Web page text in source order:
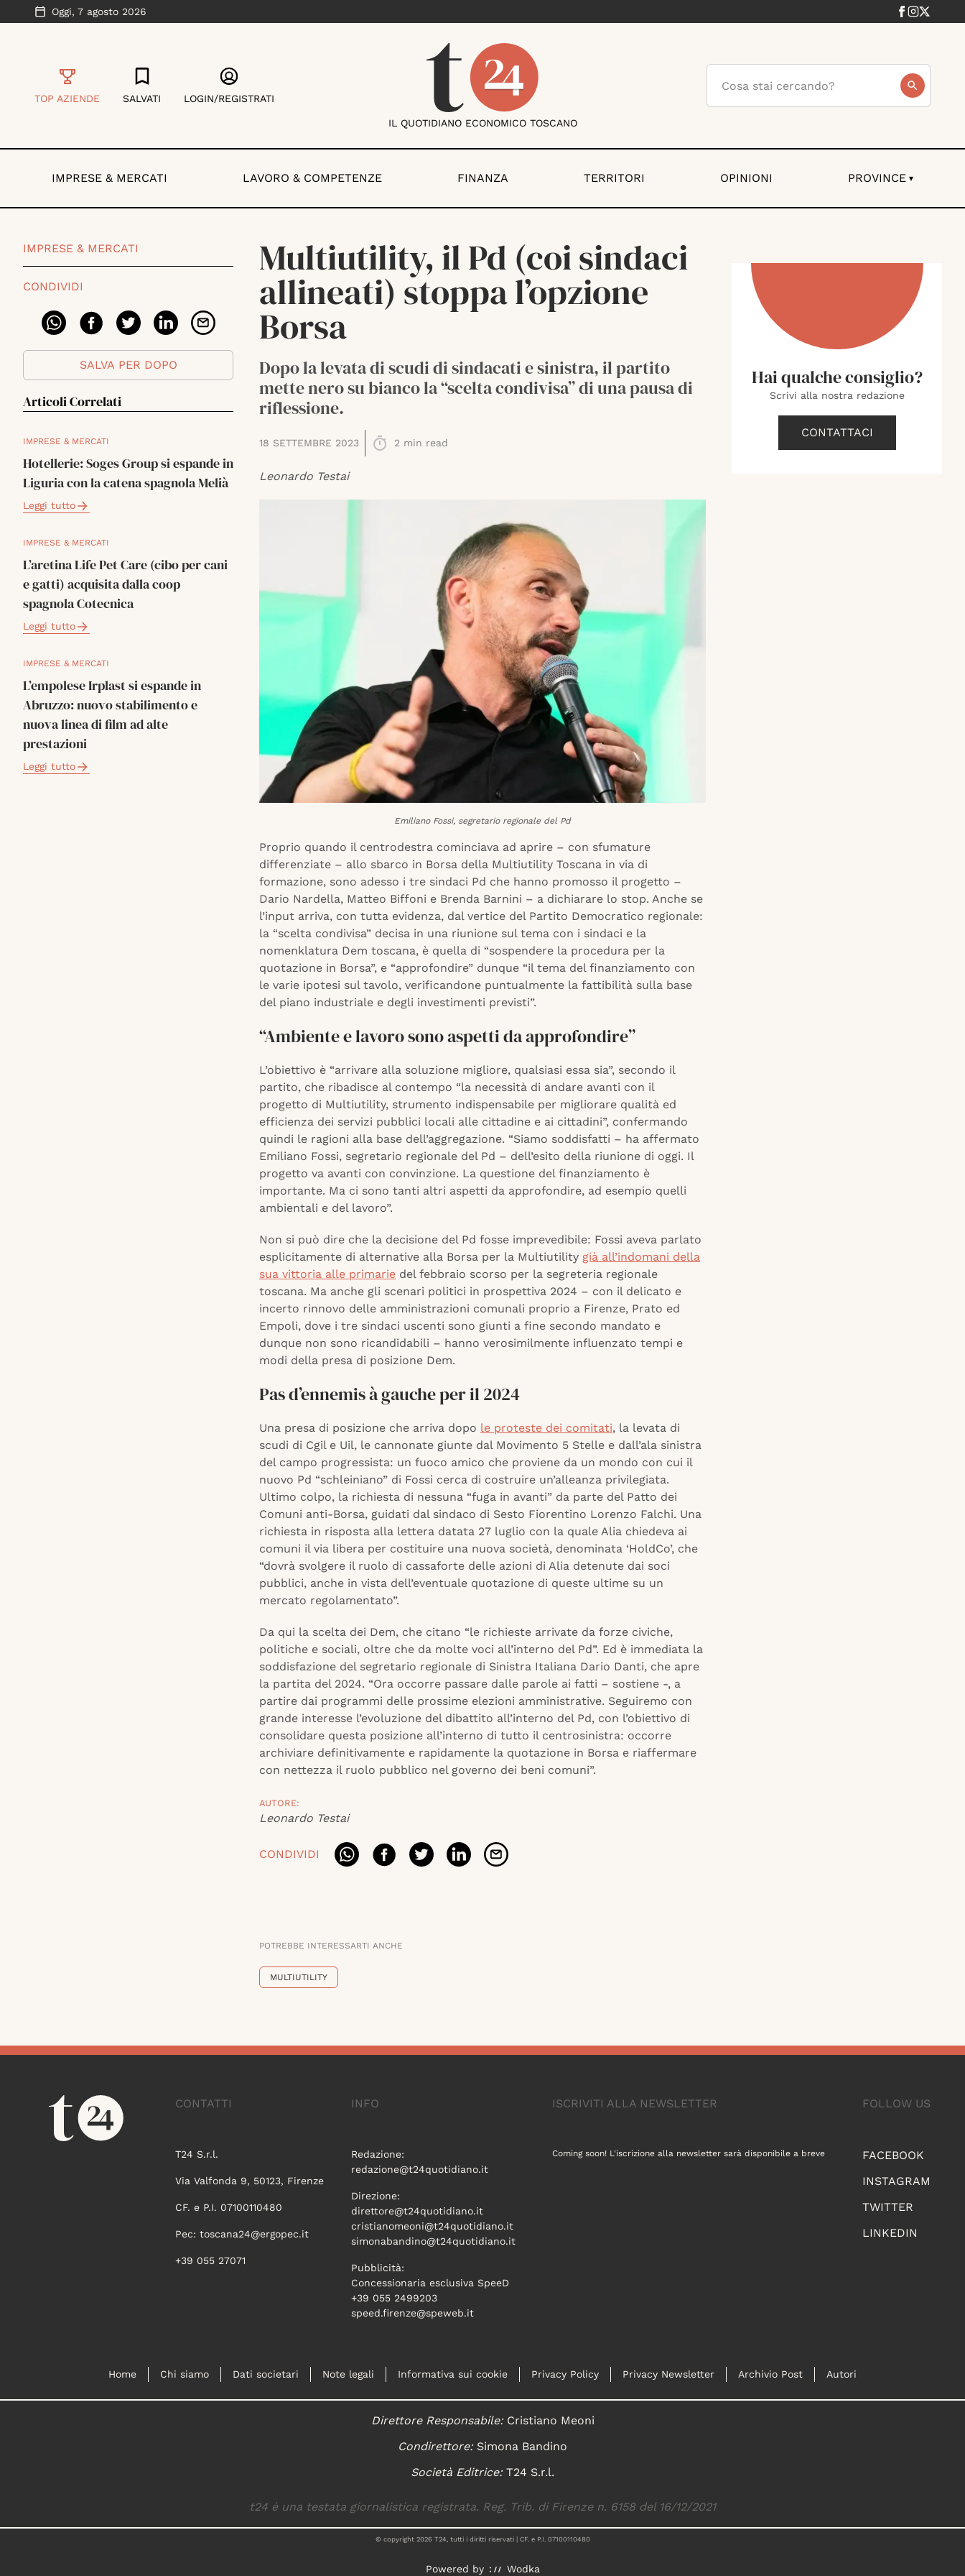
Oggi, 7 agosto 2026
TOP AZIENDE SALVATI LOGIN/REGISTRATI
IL QUOTIDIANO ECONOMICO TOSCANO
IMPRESE & MERCATI LAVORO & COMPETENZE FINANZA TERRITORI OPINIONI PROVINCE ▾
IMPRESE & MERCATI
CONDIVIDI
SALVA PER DOPO
Articoli Correlati
IMPRESE & MERCATI
Hotellerie: Soges Group si espande in
Liguria con la catena spagnola Melià
Leggi tutto
IMPRESE & MERCATI
L’aretina Life Pet Care (cibo per cani
e gatti) acquisita dalla coop
spagnola Cotecnica
Leggi tutto
IMPRESE & MERCATI
L’empolese Irplast si espande in
Abruzzo: nuovo stabilimento e
nuova linea di film ad alte
prestazioni
Leggi tutto
Multiutility, il Pd (coi sindaci
allineati) stoppa l’opzione
Borsa
Dopo la levata di scudi di sindacati e sinistra, il partito
mette nero su bianco la “scelta condivisa” di una pausa di
riflessione.
18 SETTEMBRE 2023 2 min read
Leonardo Testai
Emiliano Fossi, segretario regionale del Pd
Proprio quando il centrodestra cominciava ad aprire – con sfumature
differenziate – allo sbarco in Borsa della Multiutility Toscana in via di
formazione, sono adesso i tre sindaci Pd che hanno promosso il progetto –
Dario Nardella, Matteo Biffoni e Brenda Barnini – a dichiarare lo stop. Anche se
l’input arriva, con tutta evidenza, dal vertice del Partito Democratico regionale:
la “scelta condivisa” decisa in una riunione sul tema con i sindaci e la
nomenklatura Dem toscana, è quella di “sospendere la procedura per la
quotazione in Borsa”, e “approfondire” dunque “il tema del finanziamento con
le varie ipotesi sul tavolo, verificandone puntualmente la fattibilità sulla base
del piano industriale e degli investimenti previsti”.
“Ambiente e lavoro sono aspetti da approfondire”
L’obiettivo è “arrivare alla soluzione migliore, qualsiasi essa sia”, secondo il
partito, che ribadisce al contempo “la necessità di andare avanti con il
progetto di Multiutility, strumento indispensabile per migliorare qualità ed
efficienza dei servizi pubblici locali alle cittadine e ai cittadini”, confermando
quindi le ragioni alla base dell’aggregazione. “Siamo soddisfatti – ha affermato
Emiliano Fossi, segretario regionale del Pd – dell’esito della riunione di oggi. Il
progetto va avanti con convinzione. La questione del finanziamento è
importante. Ma ci sono tanti altri aspetti da approfondire, ad esempio quelli
ambientali e del lavoro”.
Non si può dire che la decisione del Pd fosse imprevedibile: Fossi aveva parlato
esplicitamente di alternative alla Borsa per la Multiutility già all’indomani della
sua vittoria alle primarie del febbraio scorso per la segreteria regionale
toscana. Ma anche gli scenari politici in prospettiva 2024 – con il delicato e
incerto rinnovo delle amministrazioni comunali proprio a Firenze, Prato ed
Empoli, dove i tre sindaci uscenti sono giunti a fine secondo mandato e
dunque non sono ricandidabili – hanno verosimilmente influenzato tempi e
modi della presa di posizione Dem.
Pas d’ennemis à gauche per il 2024
Una presa di posizione che arriva dopo le proteste dei comitati, la levata di
scudi di Cgil e Uil, le cannonate giunte dal Movimento 5 Stelle e dall’ala sinistra
del campo progressista: un fuoco amico che proviene da un mondo con cui il
nuovo Pd “schleiniano” di Fossi cerca di costruire un’alleanza privilegiata.
Ultimo colpo, la richiesta di nessuna “fuga in avanti” da parte del Patto dei
Comuni anti-Borsa, guidati dal sindaco di Sesto Fiorentino Lorenzo Falchi. Una
richiesta in risposta alla lettera datata 27 luglio con la quale Alia chiedeva ai
comuni il via libera per costituire una nuova società, denominata ‘HoldCo’, che
“dovrà svolgere il ruolo di cassaforte delle azioni di Alia detenute dai soci
pubblici, anche in vista dell’eventuale quotazione di queste ultime su un
mercato regolamentato”.
Da qui la scelta dei Dem, che citano “le richieste arrivate da forze civiche,
politiche e sociali, oltre che da molte voci all’interno del Pd”. Ed è immediata la
soddisfazione del segretario regionale di Sinistra Italiana Dario Danti, che apre
la partita del 2024. “Ora occorre passare dalle parole ai fatti – sostiene -, a
partire dai programmi delle prossime elezioni amministrative. Seguiremo con
grande interesse l’evoluzione del dibattito all’interno del Pd, con l’obiettivo di
consolidare questa posizione all’interno di tutto il centrosinistra: occorre
archiviare definitivamente e rapidamente la quotazione in Borsa e riaffermare
con nettezza il ruolo pubblico nel governo dei beni comuni”.
AUTORE:
Leonardo Testai
CONDIVIDI
POTREBBE INTERESSARTI ANCHE
MULTIUTILITY
Hai qualche consiglio?
Scrivi alla nostra redazione
CONTATTACI
CONTATTI
T24 S.r.l.
Via Valfonda 9, 50123, Firenze
CF. e P.I. 07100110480
Pec: toscana24@ergopec.it
+39 055 27071
INFO
Redazione:
redazione@t24quotidiano.it
Direzione:
direttore@t24quotidiano.it
cristianomeoni@t24quotidiano.it
simonabandino@t24quotidiano.it
Pubblicità:
Concessionaria esclusiva SpeeD
+39 055 2499203
speed.firenze@speweb.it
FOLLOW US
FACEBOOK
INSTAGRAM
TWITTER
LINKEDIN
ISCRIVITI ALLA NEWSLETTER
Coming soon! L'iscrizione alla newsletter sarà disponibile a breve
Home Chi siamo Dati societari Note legali Informativa sui cookie Privacy Policy Privacy Newsletter Archivio Post Autori
Direttore Responsabile:Cristiano Meoni
Condirettore:Simona Bandino
Società Editrice:T24 S.r.l.
t24 è una testata giornalistica registrata. Reg. Trib. di Firenze n. 6158 del 16/12/2021
© copyright 2026 T24, tutti i diritti riservati | CF. e P.I. 07100110480
Powered by Wodka